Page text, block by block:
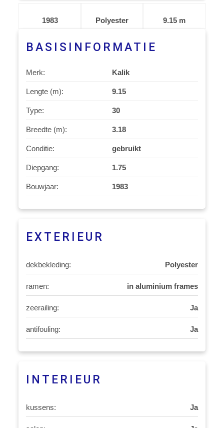
1983 Polyester 9.15 m
BASISINFORMATIE
Merk: Kalik
Lengte (m): 9.15
Type: 30
Breedte (m): 3.18
Conditie: gebruikt
Diepgang: 1.75
Bouwjaar: 1983
EXTERIEUR
dekbekleding: Polyester
ramen: in aluminium frames
zeerailing: Ja
antifouling: Ja
INTERIEUR
kussens: Ja